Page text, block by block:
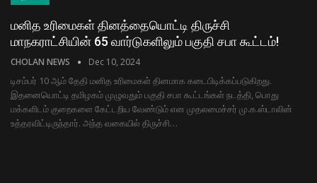
மனித உரிமைகள் தினத்தையொட்டி திருச்சி
மாநகராட்சியின் 65 வார்டுகளிலும் பகுதி சபா கூட்டம்!
CHOLAN NEWS Dec 10, 2024
டிசம்பர் 10 ஆம் தேதி மனித உரிமைகள் தினமாக கடைபிடிக்கப்படுகிறது.
இதனையொட்டி தமிழகம் முழுவதும் பகுதி சபா கூட்டங்கள் நடத்தி, பொது
மக்களிடம் குறைகளை கேட்டறிய வேண்டும் என முதலமைச்சர் மு.க.ஸ்டாலின்
உத்தரவிட்டிருந்தார். அந்த வகையில் திருச்சி…